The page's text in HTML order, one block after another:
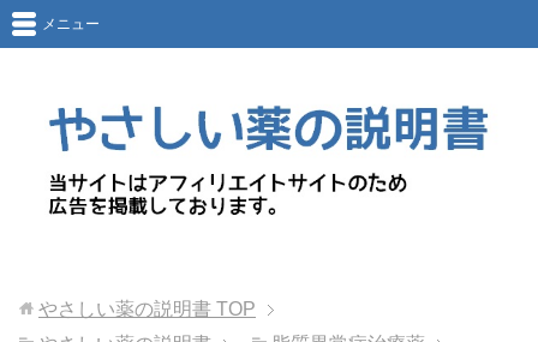
メニュー
やさしい薬の説明書 TOP